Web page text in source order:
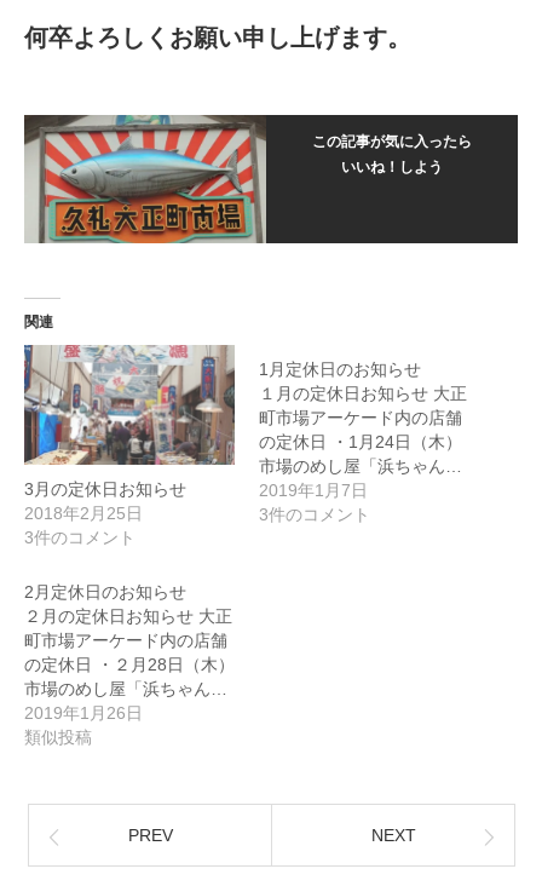
何卒よろしくお願い申し上げます。
この記事が気に入ったら
いいね！しよう
関連
3月の定休日お知らせ
2018年2月25日
3件のコメント
1月定休日のお知らせ
１月の定休日お知らせ 大正
町市場アーケード内の店舗
の定休日 ・1月24日（木）
市場のめし屋「浜ちゃん…
2019年1月7日
3件のコメント
2月定休日のお知らせ
２月の定休日お知らせ 大正
町市場アーケード内の店舗
の定休日 ・２月28日（木）
市場のめし屋「浜ちゃん…
2019年1月26日
類似投稿
PREV NEXT